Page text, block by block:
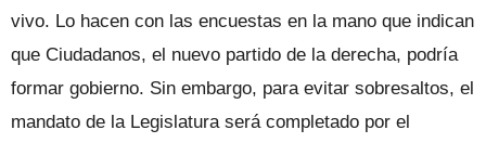
vivo. Lo hacen con las encuestas en la mano que indican
que Ciudadanos, el nuevo partido de la derecha, podría
formar gobierno. Sin embargo, para evitar sobresaltos, el
mandato de la Legislatura será completado por el